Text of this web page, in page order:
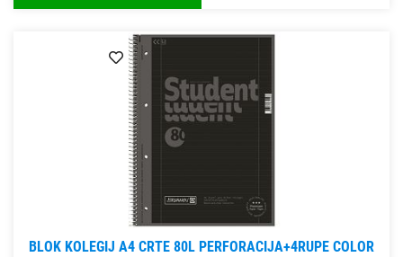
BLOK KOLEGIJ A4 CRTE 80L PERFORACIJA+4RUPE COLOR